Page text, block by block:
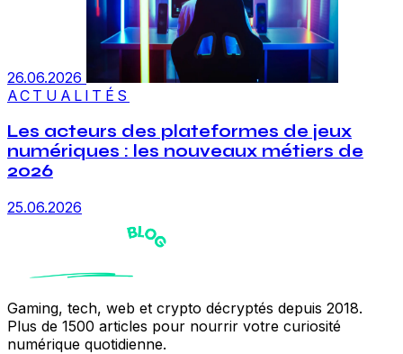
26.06.2026
ACTUALITÉS
Les acteurs des plateformes de jeux
numériques : les nouveaux métiers de
2026
25.06.2026
Gaming, tech, web et crypto décryptés depuis 2018.
Plus de 1500 articles pour nourrir votre curiosité
numérique quotidienne.